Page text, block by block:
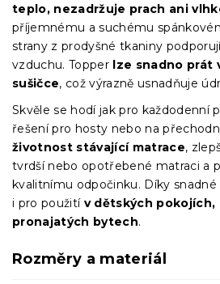
teplo, nezadržuje prach ani
příjemnému a suchému
strany z prodyšné tkaniny
vzduchu. Topper lze snadno prát
sušičce, což výrazně usnadňuje
Skvěle se hodí jak pro každodenní
řešení pro hosty nebo na
životnost stávající matrace,
tvrdší nebo opotřebené matraci a
kvalitnímu odpočinku. Díky
i pro použití v dětských pokojích,
pronajatých bytech.
Rozměry a materiál